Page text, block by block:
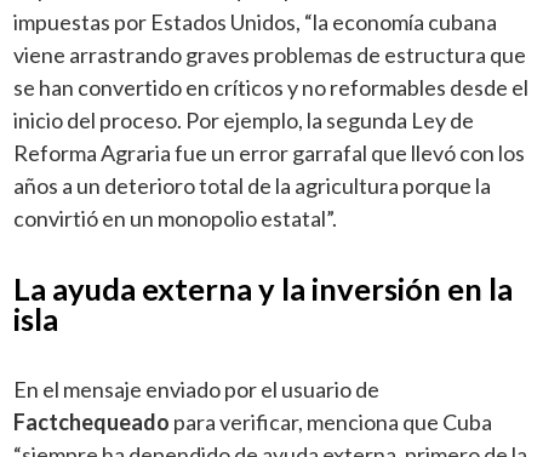
impuestas por Estados Unidos, “la economía cubana
viene arrastrando graves problemas de estructura que
se han convertido en críticos y no reformables desde el
inicio del proceso. Por ejemplo, la segunda Ley de
Reforma Agraria fue un error garrafal que llevó con los
años a un deterioro total de la agricultura porque la
convirtió en un monopolio estatal”.
La ayuda externa y la inversión en la
isla
En el mensaje enviado por el usuario de
Factchequeado para verificar, menciona que Cuba